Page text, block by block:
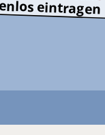
eintragen